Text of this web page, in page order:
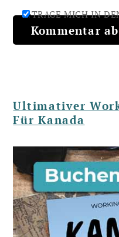
TRAGE MICH IN
Ultimativer
Für Kanada